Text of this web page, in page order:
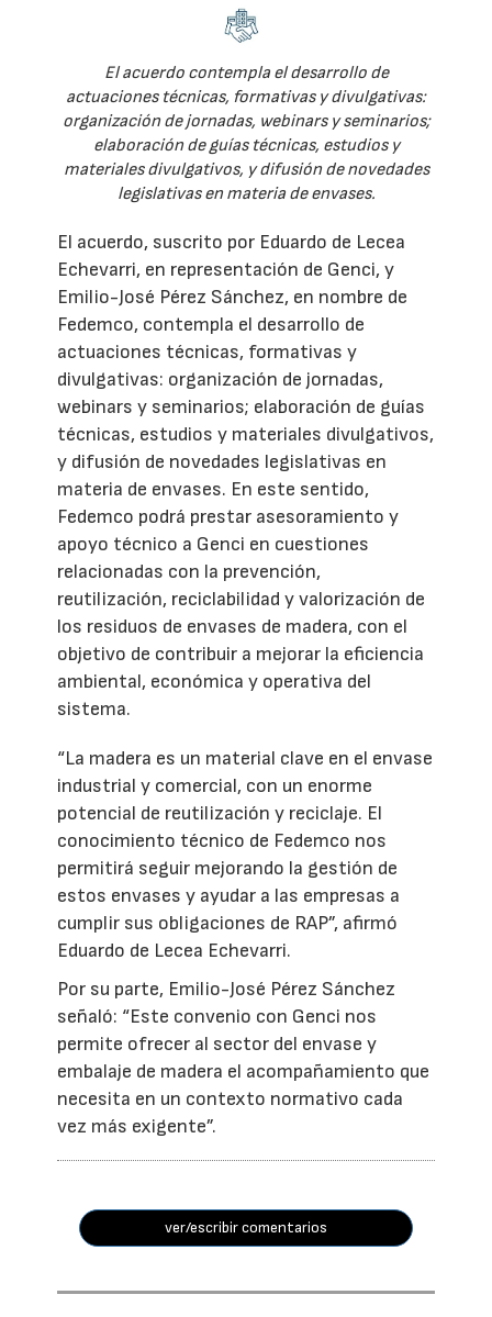
El acuerdo contempla el desarrollo de
actuaciones técnicas, formativas y divulgativas:
organización de jornadas, webinars y seminarios;
elaboración de guías técnicas, estudios y
materiales divulgativos, y difusión de novedades
legislativas en materia de envases.
El acuerdo, suscrito por Eduardo de Lecea
Echevarri, en representación de Genci, y
Emilio-José Pérez Sánchez, en nombre de
Fedemco, contempla el desarrollo de
actuaciones técnicas, formativas y
divulgativas: organización de jornadas,
webinars y seminarios; elaboración de guías
técnicas, estudios y materiales divulgativos,
y difusión de novedades legislativas en
materia de envases. En este sentido,
Fedemco podrá prestar asesoramiento y
apoyo técnico a Genci en cuestiones
relacionadas con la prevención,
reutilización, reciclabilidad y valorización de
los residuos de envases de madera, con el
objetivo de contribuir a mejorar la eficiencia
ambiental, económica y operativa del
sistema.
“La madera es un material clave en el envase
industrial y comercial, con un enorme
potencial de reutilización y reciclaje. El
conocimiento técnico de Fedemco nos
permitirá seguir mejorando la gestión de
estos envases y ayudar a las empresas a
cumplir sus obligaciones de RAP”, afirmó
Eduardo de Lecea Echevarri.
Por su parte, Emilio-José Pérez Sánchez
señaló: “Este convenio con Genci nos
permite ofrecer al sector del envase y
embalaje de madera el acompañamiento que
necesita en un contexto normativo cada
vez más exigente”.
ver/escribir comentarios